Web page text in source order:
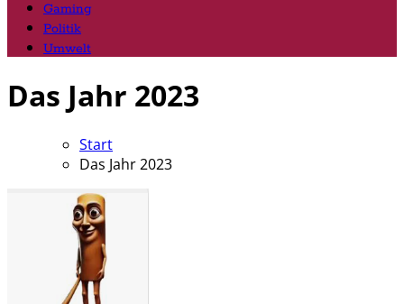
Gaming
Politik
Umwelt
Das Jahr 2023
Start
Das Jahr 2023